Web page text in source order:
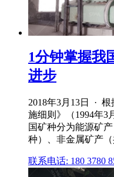
1分钟掌握我
进步
2018年3月13日 ·
施细则》（1994年3
国矿种分为能源矿
种）、非金属矿产（
联系电话: 180 3780